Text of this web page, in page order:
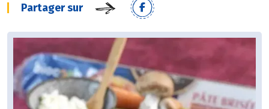
Partager sur